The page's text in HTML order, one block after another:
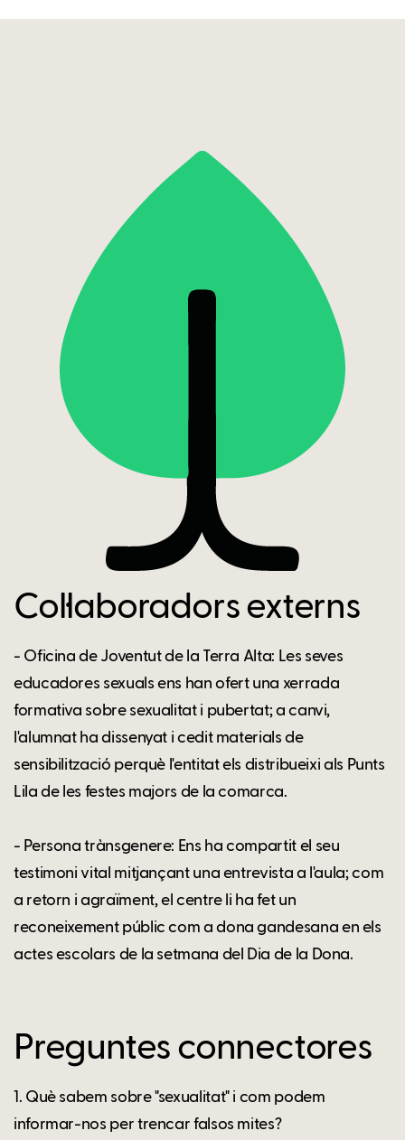
Col·laboradors externs
- Oficina de Joventut de la Terra Alta: Les seves
educadores sexuals ens han ofert una xerrada
formativa sobre sexualitat i pubertat; a canvi,
l'alumnat ha dissenyat i cedit materials de
sensibilització perquè l'entitat els distribueixi als Punts
Lila de les festes majors de la comarca.
- Persona trànsgenere: Ens ha compartit el seu
testimoni vital mitjançant una entrevista a l'aula; com
a retorn i agraïment, el centre li ha fet un
reconeixement públic com a dona gandesana en els
actes escolars de la setmana del Dia de la Dona.
Preguntes connectores
1. Què sabem sobre "sexualitat" i com podem
informar-nos per trencar falsos mites?